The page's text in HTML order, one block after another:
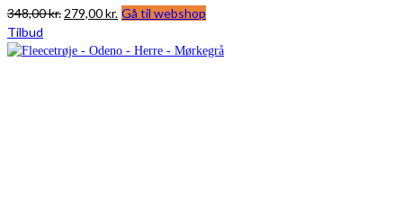
348,00kr. Den
pris
279,00kr. Den
pris
Gå til webshop
Tilbud